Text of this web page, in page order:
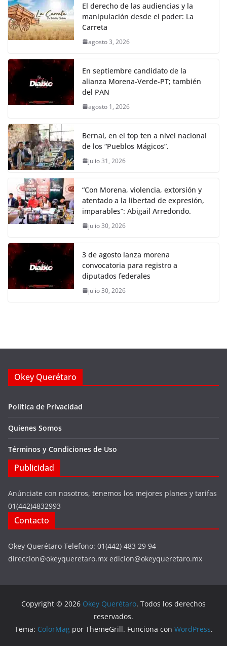
El derecho de las audiencias y la
manipulación desde el poder: La
Carreta
agosto 3, 2026
En septiembre candidato de la
alianza Morena-Verde-PT; también
del PAN
agosto 1, 2026
Bernal, en el top ten a nivel nacional
de los “Pueblos Mágicos”.
julio 31, 2026
“Con Morena, violencia, extorsión y
atentado a la libertad de expresión,
imparables”: Abigail Arredondo.
julio 30, 2026
3 de agosto lanza morena
convocatoria para registro a
diputados federales
julio 30, 2026
Okey Querétaro
Política de Privacidad
Quienes Somos
Términos y Condiciones de Uso
Publicidad
Anúnciate con nosotros, tenemos los mejores planes y tarifas
01(442)4832993
Contacto
Okey Querétaro Telefono: 01(442) 483 29 94
direccion@okeyqueretaro.mx edicion@okeyqueretaro.mx
Copyright © 2026 Okey Querétaro. Todos los derechos
reservados.
Tema: ColorMagpor ThemeGrill. Funciona con WordPress.